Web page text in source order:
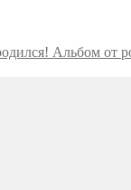
Альбом от